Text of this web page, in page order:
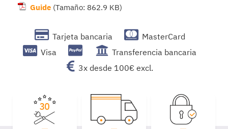
Guide (Tamaño: 862.9 KB)
Tarjeta bancaria
MasterCard
Visa
Transferencia bancaria
3x desde 100€ excl.